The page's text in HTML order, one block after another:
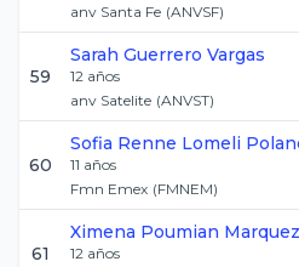
anv Santa Fe (ANVSF)
59
Sarah Guerrero Vargas
12 años
anv Satelite (ANVST)
60
Sofia Renne Lomeli
11 años
Fmn Emex (FMNEM)
61
Ximena Poumian Marquez
12 años